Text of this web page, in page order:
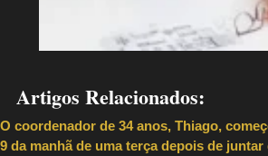
Artigos Relacionados:
O coordenador de 34 anos, Thiago,
9 da manhã de uma terça depois de